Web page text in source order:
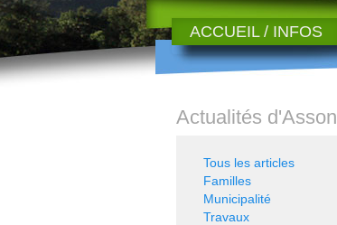
ACCUEIL / INFOS
Actualités d'Asson
Tous les articles
Familles
Municipalité
Travaux